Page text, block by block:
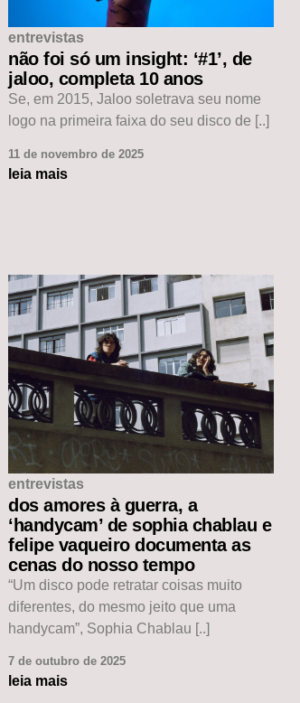
entrevistas
não foi só um insight: ‘#1’, de
jaloo, completa 10 anos
Se, em 2015, Jaloo soletrava seu nome
logo na primeira faixa do seu disco de [..]
11 de novembro de 2025
leia mais
entrevistas
dos amores à guerra, a
‘handycam’ de sophia chablau e
felipe vaqueiro documenta as
cenas do nosso tempo
“Um disco pode retratar coisas muito
diferentes, do mesmo jeito que uma
handycam”, Sophia Chablau [..]
7 de outubro de 2025
leia mais